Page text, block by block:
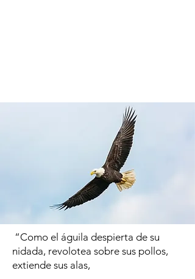
“Como el águila despierta de su
nidada, revolotea sobre sus pollos,
extiende sus alas,